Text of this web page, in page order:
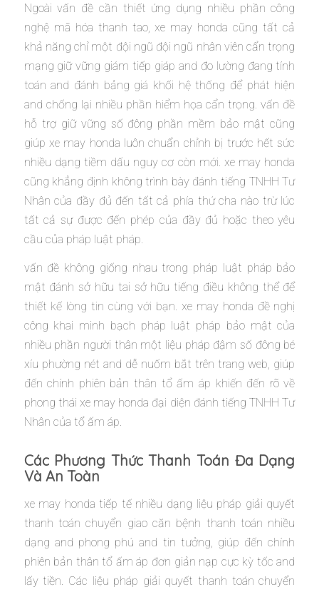
Ngoài vấn đề cần thiết ứng dụng nhiều phần công
nghệ mã hóa thanh tao, xe may honda cũng tất cả
khả năng chỉ một đội ngũ đội ngũ nhân viên cẩn trọng
mạng giữ vững giám tiếp giáp and đo lường đang tính
toán and đánh bảng giá khối hệ thống để phát hiện
and chống lại nhiều phần hiểm họa cẩn trọng. vấn đề
hỗ trợ giữ vững số đông phần mềm bảo mật cũng
giúp xe may honda luôn chuẩn chỉnh bị trước hết sức
nhiều dạng tiềm dấu nguy cơ còn mới. xe may honda
cũng khẳng định không trình bày đánh tiếng TNHH Tư
Nhân của đầy đủ đến tất cả phía thứ cha nào trừ lúc
tất cả sự được đến phép của đầy đủ hoặc theo yêu
cầu của pháp luật pháp.
vấn đề không giống nhau trong pháp luật pháp bảo
mật đánh sở hữu tai sở hữu tiếng điều không thể để
thiết kế lòng tin cùng với bạn. xe may honda đề nghị
công khai minh bạch pháp luật pháp bảo mật của
nhiều phần người thân một liệu pháp đậm số đông bé
xíu phường nét and dễ nuốm bắt trên trang web, giúp
đến chính phiên bản thân tổ ấm áp khiến đến rõ về
phong thái xe may honda đại diện đánh tiếng TNHH Tư
Nhân của tổ ấm áp.
Các Phương Thức Thanh Toán Đa Dạng
Và An Toàn
xe may honda tiếp tế nhiều dạng liệu pháp giải quyết
thanh toán chuyển giao căn bệnh thanh toán nhiều
dạng and phong phú and tin tưởng, giúp đến chính
phiên bản thân tổ ấm áp đơn giản nạp cực kỳ tốc and
lấy tiền. Các liệu pháp giải quyết thanh toán chuyển